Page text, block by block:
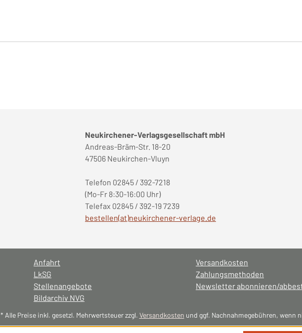
Neukirchener-Verlagsgesellschaft mbH
Andreas-Bräm-Str. 18-20
47506 Neukirchen-Vluyn
Telefon 02845 / 392-7218
(Mo-Fr 8:30-16:00 Uhr)
Telefax 02845 / 392-19 7239
bestellen(at)neukirchener-verlage.de
Anfahrt
LkSG
Stellenangebote
Versandkosten
Zahlungsmethoden
Newsletter abonnieren/
Bildarchiv NVG
* Alle Preise inkl. gesetzl. Mehrwertsteuer zzgl. Versandkosten und ggf. Nachnahmegebühren, wenn